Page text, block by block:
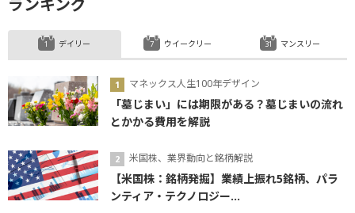
ランキング
デイリー
マネックス人生100年デザイン
「墓じまい」には期限がある？墓じまいの流れ
とかかる費用を解説
米国株、業界動向と銘柄解説
【米国株：銘柄発掘】業績上振れ5銘柄、パラ
ンティア・テクノロジー...
ウイークリー マンスリー